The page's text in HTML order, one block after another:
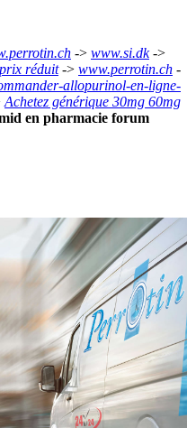
-> www.si.dk->
réduit-> www.perrotin.ch -
allopurinol-en-ligne-
Achetez générique 30mg 60mg
en pharmacie forum